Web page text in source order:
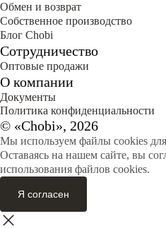
Обмен и возврат
Собственное производство
Блог Сhobi
Сотрудничество
Оптовые продажи
О компании
Документы
Политика конфиденциальности
© «Chobi», 2026
Мы используем файлы cookies
Оставаясь на нашем сайте, вы
использования файлов cookies.
Я согласен